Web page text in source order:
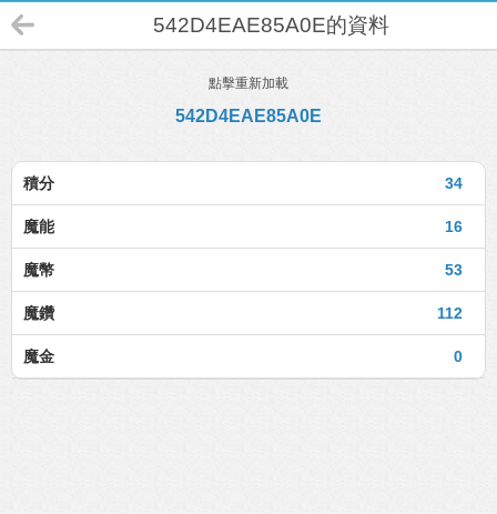
542D4EAE85A0E的資料
點擊重新加載
542D4EAE85A0E
34
積分
16
魔能
53
魔幣
112
魔鑽
0
魔金